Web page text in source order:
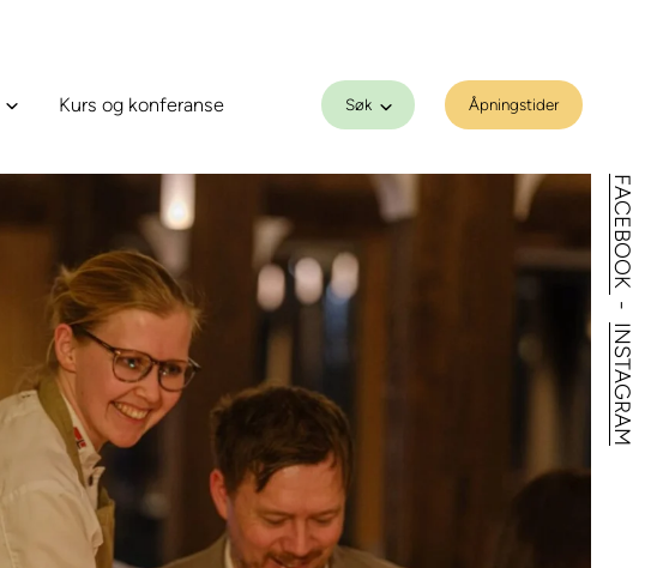
Kurs og konferanse Søk Åpningstider
FACEBOOK
-
INSTAGRAM